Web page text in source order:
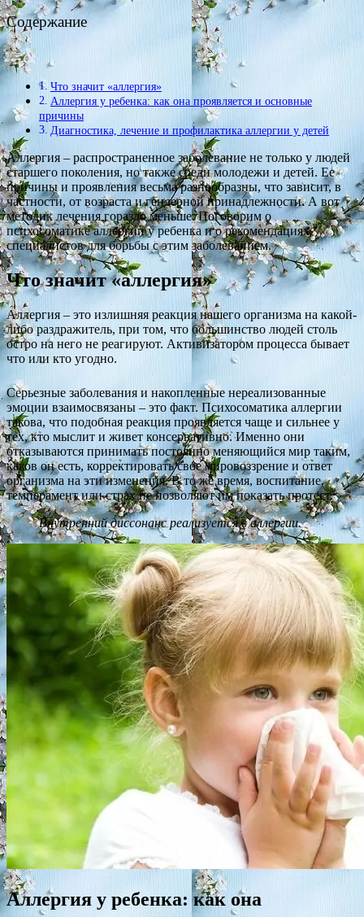
Содержание
Что значит «аллергия»
Аллергия у ребенка: как она проявляется и основные
причины
Диагностика, лечение и профилактика аллергии у детей
Аллергия – распространенное заболевание не только у людей
старшего поколения, но также среди молодежи и детей. Ее
причины и проявления весьма разнообразны, что зависит, в
частности, от возраста и гендерной принадлежности. А вот
методик лечения гораздо меньше. Поговорим о
психосоматике аллергии у ребенка и о рекомендациях
специалистов для борьбы с этим заболеванием.
Что значит «аллергия»
Аллергия – это излишняя реакция нашего организма на какой-
либо раздражитель, при том, что большинство людей столь
остро на него не реагируют. Активизатором процесса бывает
что или кто угодно.
Серьезные заболевания и накопленные нереализованные
эмоции взаимосвязаны – это факт. Психосоматика аллергии
такова, что подобная реакция проявляется чаще и сильнее у
тех, кто мыслит и живет консервативно. Именно они
отказываются принимать постоянно меняющийся мир таким,
каков он есть, корректировать свое мировоззрение и ответ
организма на эти изменения. В то же время, воспитание,
темперамент или страх не позволяют им показать протест.
Внутренний диссонанс реализуется в аллергии.
Аллергия у ребенка: как она